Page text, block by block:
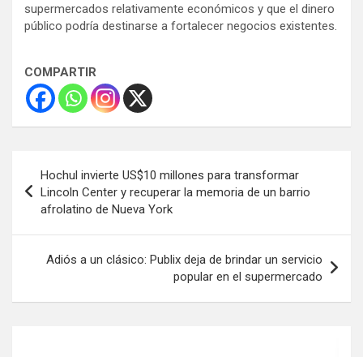
supermercados relativamente económicos y que el dinero
público podría destinarse a fortalecer negocios existentes.
COMPARTIR
de
entradas
Hochul invierte US$10 millones para transformar
Lincoln Center y recuperar la memoria de un barrio
afrolatino de Nueva York
Adiós a un clásico: Publix deja de brindar un servicio
popular en el supermercado